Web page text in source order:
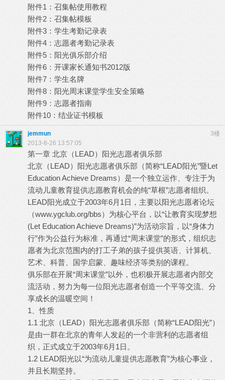
附件1：召集帖使用教程
附件2：召集帖模板
附件3：学生考勤记录表
附件4：志愿者考勤记录表
附件5：阳光俱乐部介绍
附件6：开课家长通知书2012版
附件7：学生名牌
附件8：阳光周末课堂学生安全策略
附件9：志愿者指南
附件10：结业证书模板
3楼
jemmun
2013-8-26 13:57:05
第一章 北京（LEAD）阳光志愿者俱乐部
北京（LEAD）阳光志愿者俱乐部（简称“LEAD阳光”暨Let
Education Achieve Dreams）是一个独立运作、专注于为
流动儿童教育提供志愿教育机会的纯“草根”志愿者组织。
LEAD阳光成立于2003年6月1日，主要以阳光志愿者论坛
（www.ygclub.org/bbs）为核心平台，以“让教育实现梦想
(Let Education Achieve Dreams)”为活动宗旨，以“身体力
行”作为公益行为标准，再通过“周末课堂”的形式，组织志
愿者为北京范围内的打工子弟的孩子提供英语、计算机、
艺术、科普、国学启蒙、趣味经济等类别的课程。
俱乐部在开展“周末课堂”以外，也积极开展志愿者内部交
流活动，努力为每一位阳光志愿者创造一个平等交流、分
享成长的温暖空间！
1、性质
1.1 北京（LEAD）阳光志愿者俱乐部（简称“LEAD阳光”）
是由一群在北京的青年人发起的一个非营利的志愿者组
织，正式成立于2003年6月1日。
1.2 LEAD阳光以“为流动儿童提供志愿教育”为核心事业，
并且长期坚持。